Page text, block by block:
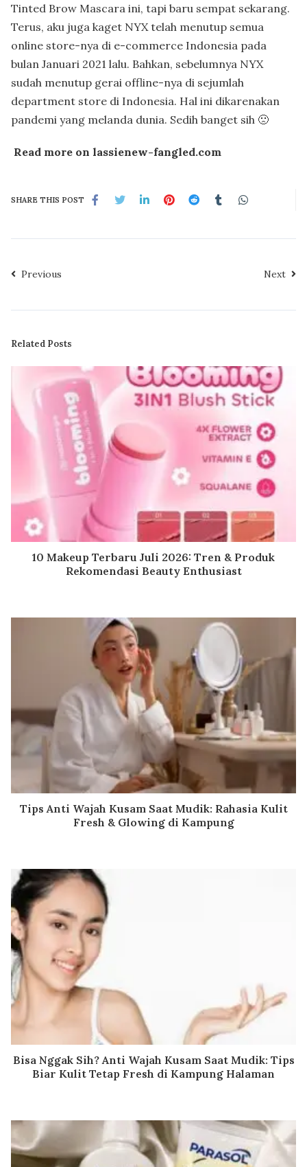
Tinted Brow Mascara ini, tapi baru sempat sekarang.
Terus, aku juga kaget NYX telah menutup semua
online store-nya di e-commerce Indonesia pada
bulan Januari 2021 lalu. Bahkan, sebelumnya NYX
sudah menutup gerai offline-nya di sejumlah
department store di Indonesia. Hal ini dikarenakan
pandemi yang melanda dunia. Sedih banget sih 🙁
Read more on lassienew-fangled.com
SHARE THIS POST
Previous Next
Related Posts
10 Makeup Terbaru Juli 2026: Tren & Produk
Rekomendasi Beauty Enthusiast
Tips Anti Wajah Kusam Saat Mudik: Rahasia Kulit
Fresh & Glowing di Kampung
Bisa Nggak Sih? Anti Wajah Kusam Saat Mudik: Tips
Biar Kulit Tetap Fresh di Kampung Halaman